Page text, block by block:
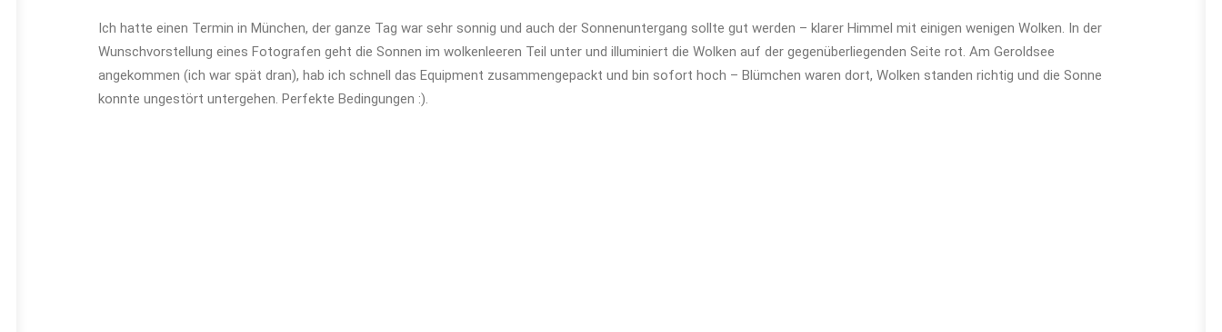
Ich hatte einen Termin in München, der ganze Tag war sehr sonnig und auch der Sonnenuntergang sollte gut werden – klarer Himmel mit einigen wenigen Wolken. In der
Wunschvorstellung eines Fotografen geht die Sonnen im wolkenleeren Teil unter und illuminiert die Wolken auf der gegenüberliegenden Seite rot. Am Geroldsee
angekommen (ich war spät dran), hab ich schnell das Equipment zusammengepackt und bin sofort hoch – Blümchen waren dort, Wolken standen richtig und die Sonne
konnte ungestört untergehen. Perfekte Bedingungen :).